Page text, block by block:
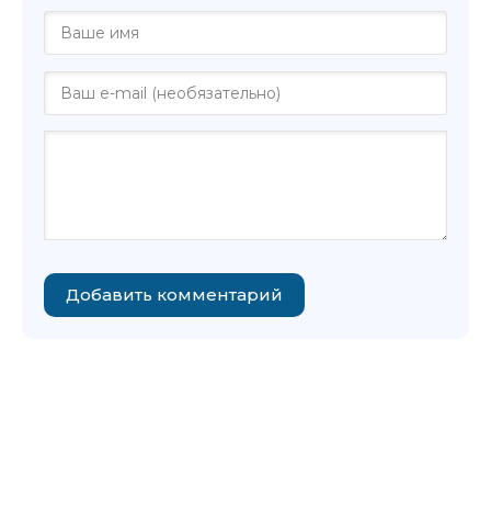
Добавить комментарий